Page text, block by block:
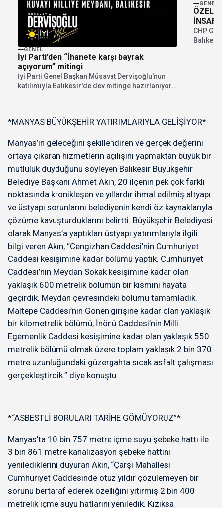
GENEL
İyi Parti’den “İhanete karşı bayrak
açıyorum” mitingi
İyi Parti Genel Başkan Müsavat Dervişoğlu'nun
katılımıyla Balıkesir'de dev mitinge hazırlanıyor.
GENEL
İNSAF
VAR!
CHP
*MANYAS BÜYÜKŞEHİR YATIRIMLARIYLA GELİŞİYOR*
Manyas’ın geleceğini şekillendiren ve gerçek değerini
ortaya çıkaran hizmetlerin açılışını yapmaktan büyük bir
mutluluk duyduğunu söyleyen Balıkesir Büyükşehir
Belediye Başkanı Ahmet Akın, 20 ilçenin pek çok farklı
noktasında kronikleşen ve yıllardır ihmal edilmiş altyapı
ve üstyapı sorunlarını belediyenin kendi öz kaynaklarıyla
çözüme kavuşturduklarını belirtti. Büyükşehir Belediyesi
olarak Manyas’a yaptıkları üstyapı yatırımlarıyla ilgili
bilgi veren Akın, “Cengizhan Caddesi’nin Cumhuriyet
Caddesi kesişimine kadar bölümü yaptık. Cumhuriyet
Caddesi’nin Meydan Sokak kesişimine kadar olan
yaklaşık 600 metrelik bölümün bir kısmını hayata
geçirdik. Meydan çevresindeki bölümü tamamladık.
Maltepe Caddesi’nin Gönen girişine kadar olan yaklaşık
bir kilometrelik bölümü, İnönü Caddesi’nin Milli
Egemenlik Caddesi kesişimine kadar olan yaklaşık 550
metrelik bölümü olmak üzere toplam yaklaşık 2 bin 370
metre uzunluğundaki güzergahta sıcak asfalt çalışması
gerçekleştirdik.” diye konuştu.
*“ASBESTLİ BORULARI TARİHE GÖMÜYORUZ”*
Manyas’ta 10 bin 757 metre içme suyu şebeke hattı ile
3 bin 861 metre kanalizasyon şebeke hattını
yenilediklerini duyuran Akın, “Çarşı Mahallesi
Cumhuriyet Caddesinde otuz yıldır çözülemeyen bir
sorunu bertaraf ederek özelliğini yitirmiş 2 bin 400
metrelik içme suyu hatlarını yeniledik. Kızıksa